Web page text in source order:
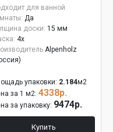
для ванной
Да
доски: 15 мм
4x
Alpenholz
упаковки: 2.184м2
за 1 м2: 4338р.
за упаковку: 9474р.
Купить